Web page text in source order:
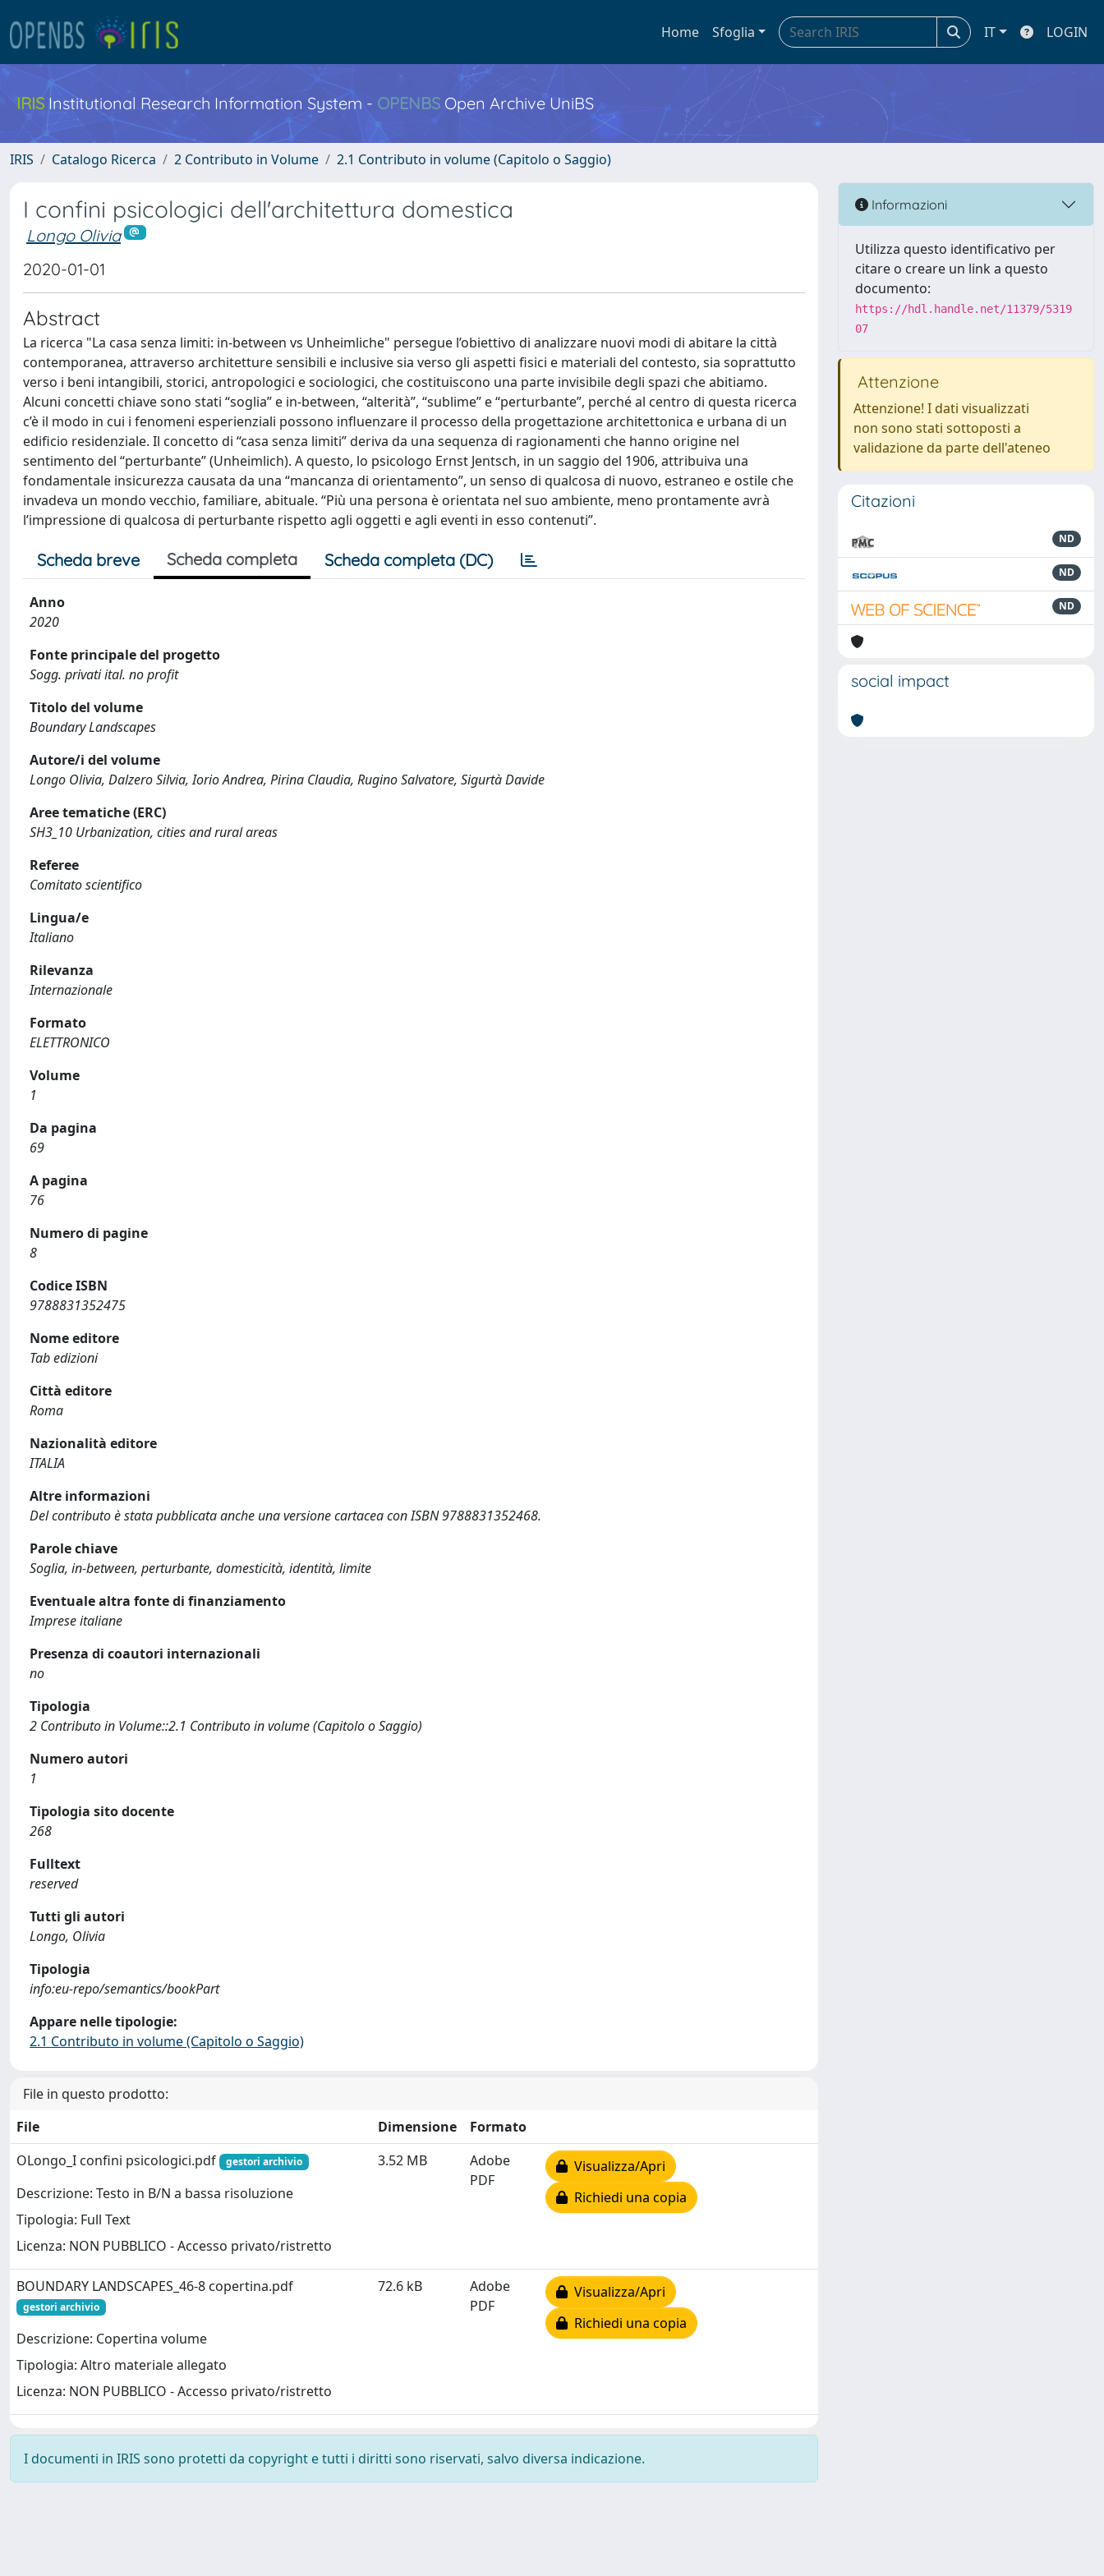
Home Sfoglia IT LOGIN
IRIS Institutional Research Information System - OPENBS Open Archive UniBS
IRIS Catalogo Ricerca 2 Contributo in Volume 2.1 Contributo in volume (Capitolo o Saggio)
I confini psicologici dell'architettura domestica
Longo Olivia
2020-01-01
Abstract
La ricerca "La casa senza limiti: in-between vs Unheimliche" persegue l’obiettivo di analizzare nuovi modi di abitare la città
contemporanea, attraverso architetture sensibili e inclusive sia verso gli aspetti fisici e materiali del contesto, sia soprattutto
verso i beni intangibili, storici, antropologici e sociologici, che costituiscono una parte invisibile degli spazi che abitiamo.
Alcuni concetti chiave sono stati “soglia” e in-between, “alterità”, “sublime” e “perturbante”, perché al centro di questa ricerca
c’è il modo in cui i fenomeni esperienziali possono influenzare il processo della progettazione architettonica e urbana di un
edificio residenziale. Il concetto di “casa senza limiti” deriva da una sequenza di ragionamenti che hanno origine nel
sentimento del “perturbante” (Unheimlich). A questo, lo psicologo Ernst Jentsch, in un saggio del 1906, attribuiva una
fondamentale insicurezza causata da una “mancanza di orientamento”, un senso di qualcosa di nuovo, estraneo e ostile che
invadeva un mondo vecchio, familiare, abituale. “Più una persona è orientata nel suo ambiente, meno prontamente avrà
l’impressione di qualcosa di perturbante rispetto agli oggetti e agli eventi in esso contenuti”.
Scheda breve Scheda completa Scheda completa (DC)
Anno
2020
Fonte principale del progetto
Sogg. privati ital. no profit
Titolo del volume
Boundary Landscapes
Autore/i del volume
Longo Olivia, Dalzero Silvia, Iorio Andrea, Pirina Claudia, Rugino Salvatore, Sigurtà Davide
Aree tematiche (ERC)
SH3_10 Urbanization, cities and rural areas
Referee
Comitato scientifico
Lingua/e
Italiano
Rilevanza
Internazionale
Formato
ELETTRONICO
Volume
1
Da pagina
69
A pagina
76
Numero di pagine
8
Codice ISBN
9788831352475
Nome editore
Tab edizioni
Città editore
Roma
Nazionalità editore
ITALIA
Altre informazioni
Del contributo è stata pubblicata anche una versione cartacea con ISBN 9788831352468.
Parole chiave
Soglia, in-between, perturbante, domesticità, identità, limite
Eventuale altra fonte di finanziamento
Imprese italiane
Presenza di coautori internazionali
no
Tipologia
2 Contributo in Volume::2.1 Contributo in volume (Capitolo o Saggio)
Numero autori
1
Tipologia sito docente
268
Fulltext
reserved
Tutti gli autori
Longo, Olivia
Tipologia
info:eu-repo/semantics/bookPart
Appare nelle tipologie:
2.1 Contributo in volume (Capitolo o Saggio)
File in questo prodotto:
File
Dimensione
Formato
OLongo_I confini psicologici.pdf
gestori archivio
Descrizione: Testo in B/N a bassa risoluzione
Tipologia: Full Text
Licenza: NON PUBBLICO - Accesso privato/ristretto
3.52 MB
Adobe
PDF
Visualizza/Apri
Richiedi una copia
BOUNDARY LANDSCAPES_46-8 copertina.pdf
gestori archivio
Descrizione: Copertina volume
Tipologia: Altro materiale allegato
Licenza: NON PUBBLICO - Accesso privato/ristretto
72.6 kB
Adobe
PDF
Visualizza/Apri
Richiedi una copia
I documenti in IRIS sono protetti da copyright e tutti i diritti sono riservati, salvo diversa indicazione.
Informazioni
Utilizza questo identificativo per
citare o creare un link a questo
documento:
https://hdl.handle.net/11379/5319
07
Attenzione
Attenzione! I dati visualizzati
non sono stati sottoposti a
validazione da parte dell'ateneo
Citazioni
ND
ND
ND
social impact